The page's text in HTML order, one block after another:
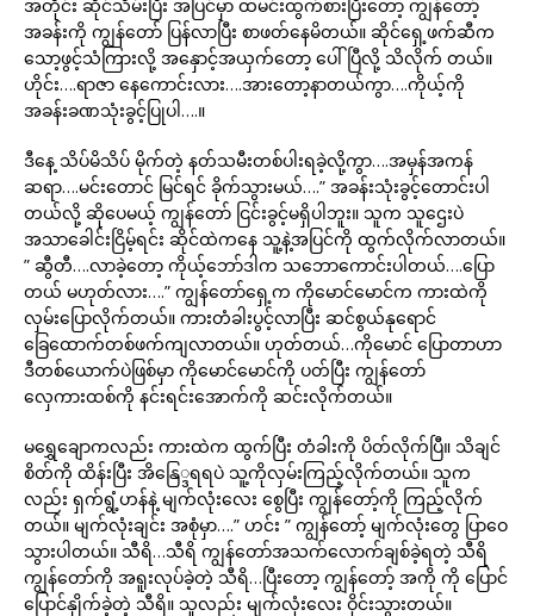
အတိုင်း ဆိုင်သိမ်းပြီး အပြင်မှာ ထမင်းထွက်စားပြီးတော့ ကျွန်တော့်
အခန်းကို ကျွန်တော် ပြန်လာပြီး စာဖတ်နေမိတယ်။ ဆိုင်ရှေ့ဖက်ဆီက
သော့ဖွင့်သံကြားလို့ အနှောင့်အယှက်တော့ ပေါ်ပြီလို့ သိလိုက် တယ်။
ဟိုင်း….ရာဇာ နေကောင်းလား….အားတော့နာတယ်ကွာ….ကိုယ့်ကို
အခန်းခဏသုံးခွင့်ပြုပါ….။
ဒီနေ့ သိပ်မိသိပ် မိုက်တဲ့ နတ်သမီးတစ်ပါးရခဲ့လို့ကွာ….အမှန်အကန်
ဆရာ….မင်းတောင် မြင်ရင် ခိုက်သွားမယ်….” အခန်းသုံးခွင့်တောင်းပါ
တယ်လို့ ဆိုပေမယ့် ကျွန်တော် ငြင်းခွင့်မရှိပါဘူး။ သူက သူဌေးပဲ
အသာခေါင်းငြိမ့်ရင်း ဆိုင်ထဲကနေ သူ့နဲ့အပြင်ကို ထွက်လိုက်လာတယ်။
” ဆွီတီ….လာခဲ့တော့ ကိုယ့်ဘော်ဒါက သဘောကောင်းပါတယ်….ပြော
တယ် မဟုတ်လား….” ကျွန်တော်ရှေ့က ကိုမောင်မောင်က ကားထဲကို
လှမ်းပြောလိုက်တယ်။ ကားတံခါးပွင့်လာပြီး ဆင်စွယ်နုရောင်
ခြေထောက်တစ်ဖက်ကျလာတယ်။ ဟုတ်တယ်…ကိုမောင် ပြောတာဟာ
ဒီတစ်ယောက်ပဲဖြစ်မှာ ကိုမောင်မောင်ကို ပတ်ပြီး ကျွန်တော်
လှေကားထစ်ကို နင်းရင်းအောက်ကို ဆင်းလိုက်တယ်။
မရွှေချောကလည်း ကားထဲက ထွက်ပြီး တံခါးကို ပိတ်လိုက်ပြီ။ သိချင်
စိတ်ကို ထိန်းပြီး အိနြေ္ဒရရပဲ သူ့ကိုလှမ်းကြည့်လိုက်တယ်။ သူက
လည်း ရှက်ရွံ့ဟန်နဲ့ မျက်လုံးလေး စွေပြီး ကျွန်တော့်ကို ကြည့်လိုက်
တယ်။ မျက်လုံးချင်း အစုံမှာ….” ဟင်း ” ကျွန်တော့် မျက်လုံးတွေ ပြာဝေ
သွားပါတယ်။ သီရိ…သီရိ ကျွန်တော်အသက်လောက်ချစ်ခဲ့ရတဲ့ သီရိ
ကျွန်တော်ကို အရူးလုပ်ခဲ့တဲ့ သီရိ…ပြီးတော့ ကျွန်တော့် အကို ကို ပြောင်
ပြောင်နှိုက်ခဲ့တဲ့ သီရိ။ သူလည်း မျက်လုံးလေး ဝိုင်းသွားတယ်။